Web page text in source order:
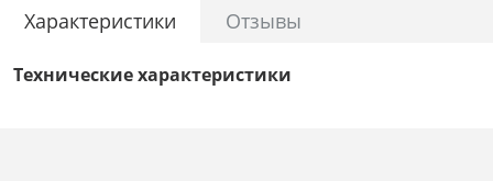
Приемник имеет 4 реле – по одному на каждую зону. При
приеме сигнала от зарегистрированного передатчика
отображается номер группы и срабатывает
Характеристики Отзывы
Технические характеристики